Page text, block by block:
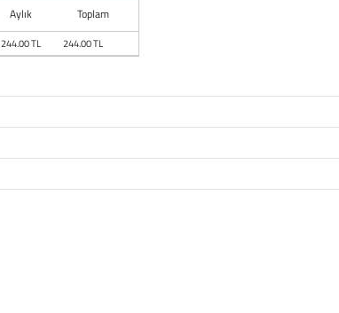
Aylık Toplam
244.00 TL 244.00 TL